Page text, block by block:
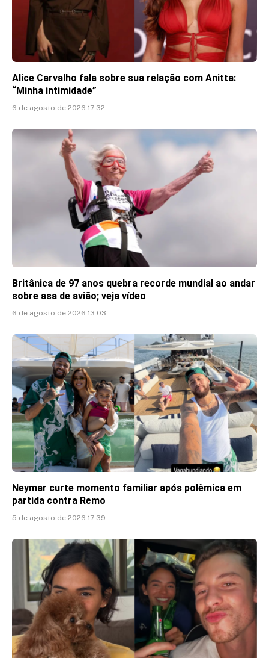
Alice Carvalho fala sobre sua relação com Anitta:
“Minha intimidade”
6 de agosto de 2026 17:32
Britânica de 97 anos quebra recorde mundial ao andar
sobre asa de avião; veja vídeo
6 de agosto de 2026 13:03
Neymar curte momento familiar após polêmica em
partida contra Remo
5 de agosto de 2026 17:39